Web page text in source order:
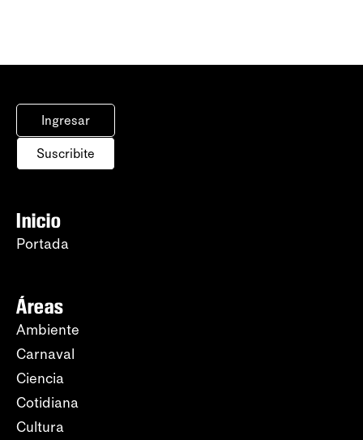
Ingresar
Suscribite
Inicio
Portada
Áreas
Ambiente
Carnaval
Ciencia
Cotidiana
Cultura